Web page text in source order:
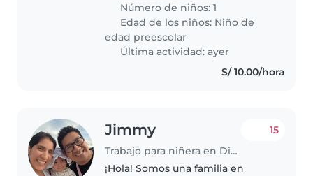
cariñoso, le gusta ayudar en la
cocina. Tambien coloriar, le
encanta..
Número de niños: 1
Edad de los niños: Niño de
edad preescolar
Última actividad: ayer
S/ 10.00/hora
Jimmy
Trabajo para niñera en Distrito de Miraflores
15
¡Hola! Somos una familia en